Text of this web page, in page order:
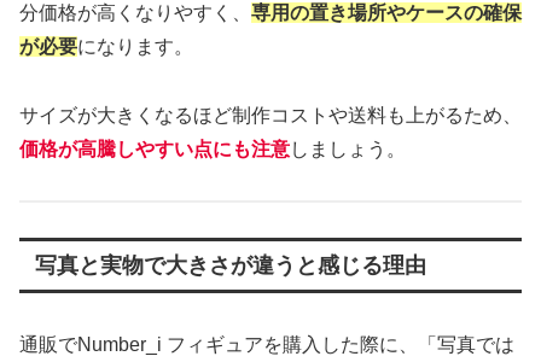
分価格が高くなりやすく、 専用の置き場所やケースの確保
が必要になります。
サイズが大きくなるほど制作コストや送料も上がるため、
価格が高騰しやすい点にも注意しましょう。
写真と実物で大きさが違うと感じる理由
通販でNumber_i フィギュアを購入した際に、「写真では